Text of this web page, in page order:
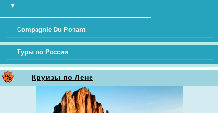
▼
Compagnie Du Ponant
Туры по России
Круизы по Лене